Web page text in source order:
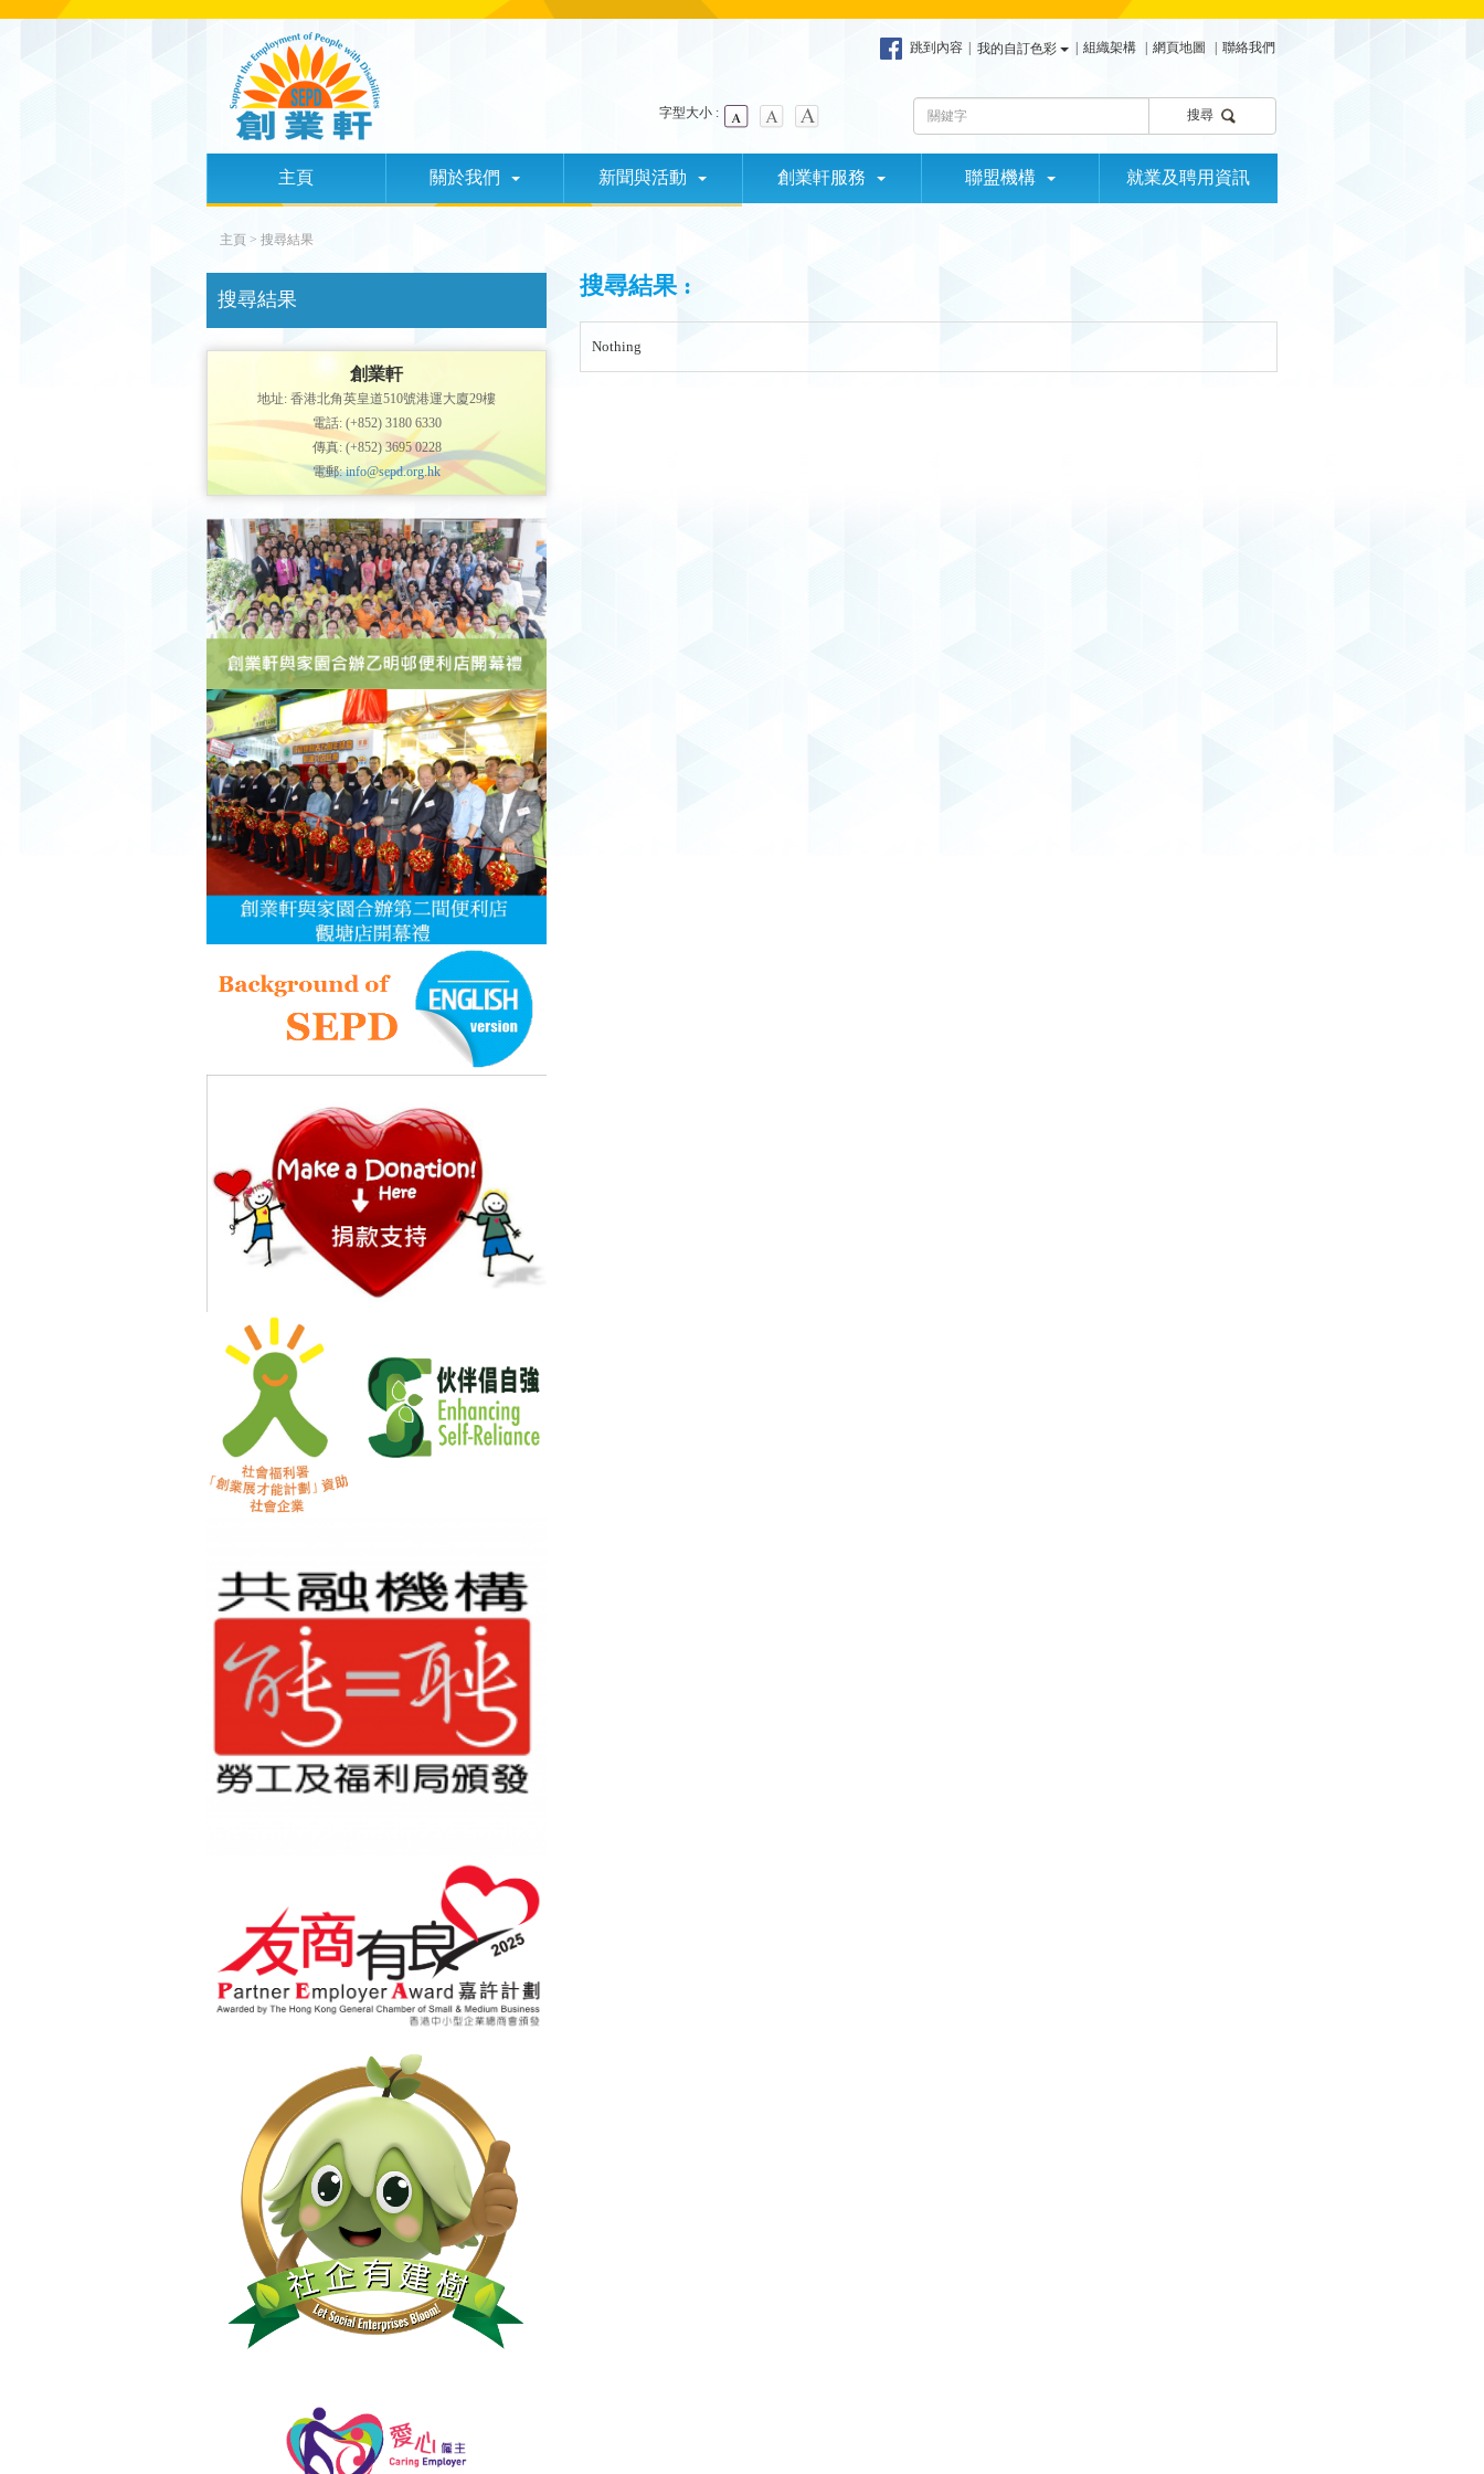
跳到內容 | 我的自訂色彩 | 組織架構 | 網頁地圖 | 聯絡我們
字型大小 : 搜尋
主頁 關於我們 新聞與活動 創業軒服務 聯盟機構 就業及聘用資訊
主頁 > 搜尋結果
搜尋結果
創業軒
地址: 香港北角英皇道510號港運大廈29樓
電話: (+852) 3180 6330
傳真: (+852) 3695 0228
電郵:info@sepd.org.hk
搜尋結果 :
Nothing